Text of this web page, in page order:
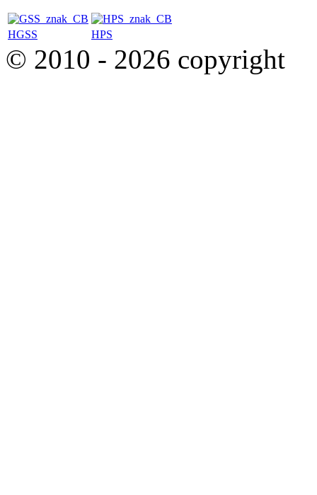
HGSS HPS
© 2010 - 2026 copyright